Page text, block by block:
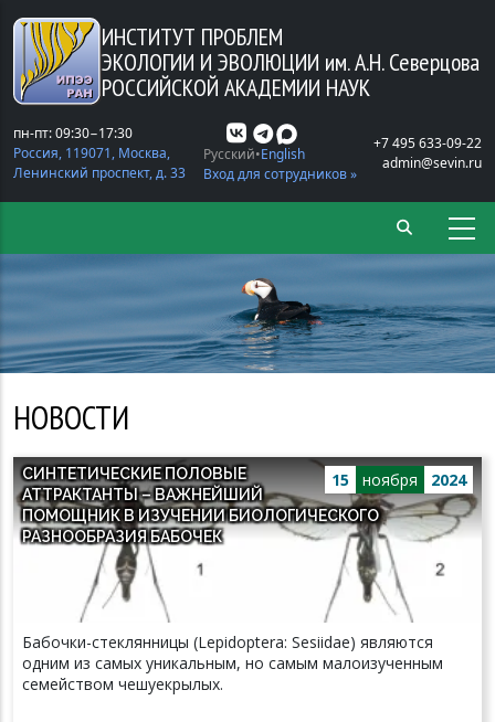
Перейти к основному содержанию
ИНСТИТУТ ПРОБЛЕМ
ЭКОЛОГИИ И ЭВОЛЮЦИИ им. А.Н. Северцова
РОССИЙСКОЙ АКАДЕМИИ НАУК
пн-пт: 09:30−17:30
Россия, 119071, Москва,
Ленинский проспект, д. 33
Русский English
Вход для сотрудников »
+7 495 633-09-22
admin@sevin.ru
НОВОСТИ
15 ноября 2024
СИНТЕТИЧЕСКИЕ ПОЛОВЫЕ
АТТРАКТАНТЫ – ВАЖНЕЙШИЙ
ПОМОЩНИК В ИЗУЧЕНИИ БИОЛОГИЧЕСКОГО
РАЗНООБРАЗИЯ БАБОЧЕК
Бабочки-стеклянницы (Lepidoptera: Sesiidae) являются
одним из самых уникальным, но самым малоизученным
семейством чешуекрылых.